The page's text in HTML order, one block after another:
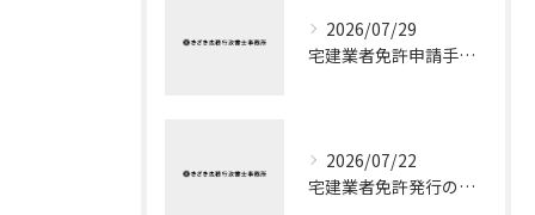
2026/07/29
宅建業者免許申請手数料を埼玉県所沢市で無駄なく把握する実践的ガイド
2026/07/22
宅建業者免許発行の流れと宅建業者免許申請の全ステップ徹底解説